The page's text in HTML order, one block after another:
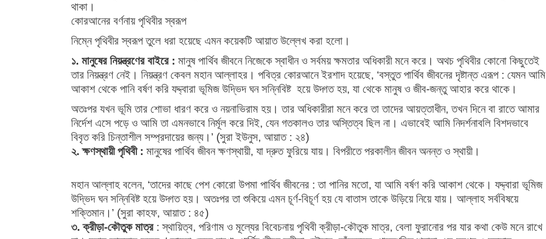
থাকা।
কোরআনের বর্ণনায় পৃথিবীর স্বরূপ
নিম্নে পৃথিবীর স্বরূপ তুলে ধরা হয়েছে এমন কয়েকটি আয়াত উল্লেখ করা হলো।
১. মানুষের নিয়ন্ত্রণের বাইরে : মানুষ পার্থিব জীবনে নিজেকে স্বাধীন ও সর্বময় ক্ষমতার অধিকারী মনে করে। অথচ পৃথিবীর কোনো কিছুতেই
তার নিয়ন্ত্রণ নেই। নিয়ন্ত্রণ কেবল মহান আল্লাহর। পবিত্র কোরআনে ইরশাদ হয়েছে, ‘বস্তুত পার্থিব জীবনের দৃষ্টান্ত এরূপ : যেমন আমি
আকাশ থেকে পানি বর্ষণ করি যদ্দ্বারা ভূমিজ উদ্ভিদ ঘন সন্নিবিষ্ট হয়ে উদ্গত হয়, যা থেকে মানুষ ও জীব-জন্তু আহার করে থাকে।
অতঃপর যখন ভূমি তার শোভা ধারণ করে ও নয়নাভিরাম হয়। তার অধিকারীরা মনে করে তা তাদের আয়ত্তাধীন, তখন দিনে বা রাতে আমার
নির্দেশ এসে পড়ে ও আমি তা এমনভাবে নির্মূল করে দিই, যেন গতকালও তার অস্তিত্ব ছিল না। এভাবেই আমি নিদর্শনাবলি বিশদভাবে
বিবৃত করি চিন্তাশীল সম্প্রদায়ের জন্য।’ (সুরা ইউনুস, আয়াত : ২৪)
২. ক্ষণস্থায়ী পৃথিবী : মানুষের পার্থিব জীবন ক্ষণস্থায়ী, যা দ্রুত ফুরিয়ে যায়। বিপরীতে পরকালীন জীবন অনন্ত ও স্থায়ী।
মহান আল্লাহ বলেন, ‘তাদের কাছে পেশ কোরো উপমা পার্থিব জীবনের : তা পানির মতো, যা আমি বর্ষণ করি আকাশ থেকে। যদ্দ্বারা ভূমিজ
উদ্ভিদ ঘন সন্নিবিষ্ট হয়ে উদ্গত হয়। অতঃপর তা শুকিয়ে এমন চূর্ণ-বিচূর্ণ হয় যে বাতাস তাকে উড়িয়ে নিয়ে যায়। আল্লাহ সর্ববিষয়ে
শক্তিমান।’ (সুরা কাহফ, আয়াত : ৪৫)
৩. ক্রীড়া-কৌতুক মাত্র : স্থায়িত্ব, পরিণাম ও মূল্যের বিবেচনায় পৃথিবী ক্রীড়া-কৌতুক মাত্র, বেলা ফুরানোর পর যার কথা কেউ মনে রাখে